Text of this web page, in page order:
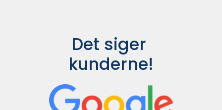
Det siger
kunderne!